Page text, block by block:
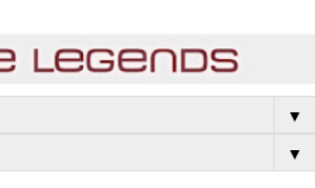
▼
▼